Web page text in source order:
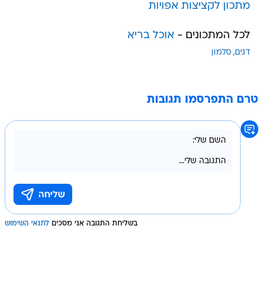
מתכון לקציצות אפויות
לכל המתכונים - אוכל בריא
דגים סלמון
טרם התפרסמו תגובות
בשליחת התגובה אני מסכים לתנאי השימוש